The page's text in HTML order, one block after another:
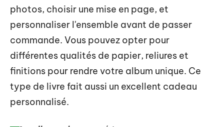
photos, choisir une mise en page, et
personnaliser l'ensemble avant de passer
commande. Vous pouvez opter pour
différentes qualités de papier, reliures et
finitions pour rendre votre album unique. Ce
type de livre fait aussi un excellent cadeau
personnalisé.